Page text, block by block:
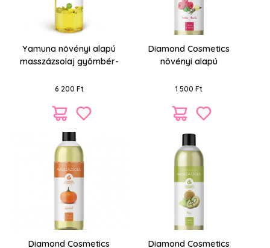
Yamuna növényi alapú
masszázsolaj gyömbér-
6 200 Ft
Diamond Cosmetics
növényi alapú
vanília 250 ml
1 500 Ft
Diamond Cosmetics
Diamond Cosmetics